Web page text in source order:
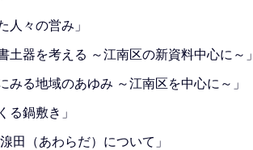
々の営み」
器を考える ～江南区の新資料中心に～」
る地域のあゆみ ～江南区を中心に～」
鍋敷き」
（あわらだ）について」